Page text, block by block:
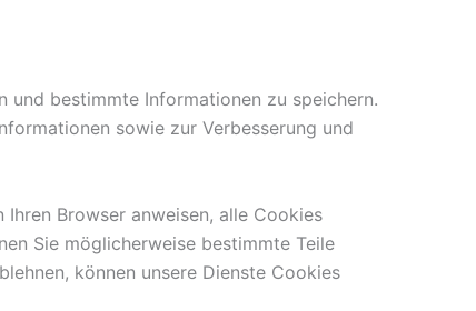
und bestimmte Informationen zu speichern.
sowie zur Verbesserung und
Browser anweisen, alle Cookies
Sie möglicherweise bestimmte Teile
können unsere Dienste Cookies